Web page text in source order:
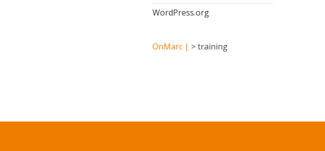
WordPress.org
OnMarc | >training